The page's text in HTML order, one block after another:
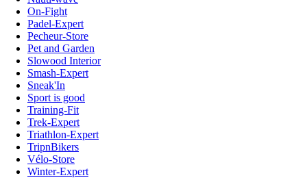
On-Fight
Padel-Expert
Pecheur-Store
Pet and Garden
Slowood Interior
Smash-Expert
Sneak'In
Sport is good
Training-Fit
Trek-Expert
Triathlon-Expert
TripnBikers
Vélo-Store
Winter-Expert